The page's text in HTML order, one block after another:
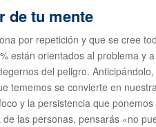
de tu mente
por repetición y que se cree
están orientados al problema y
del peligro.
tememos se convierte en
y la persistencia que
las personas, pensarás «no